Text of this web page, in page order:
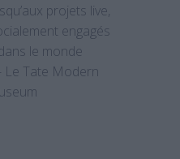
projets live,
engagés
le monde
Le Tate Modern